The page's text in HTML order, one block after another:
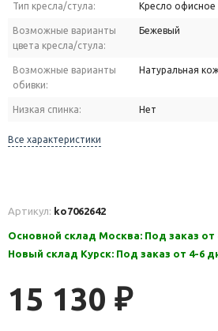
Тип кресла/стула: Кресло офисное
Возможные варианты
цвета кресла/стула:
Бежевый
Возможные варианты
обивки:
Натуральная
Низкая спинка: Нет
Все характеристики
Артикул: ko7062642
Основной склад Москва: Под заказ от
Новый склад Курск: Под заказ от 4-6
15 130 ₽